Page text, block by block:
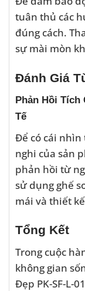
tuân thủ các
đúng cách.
sự mài mòn
Đánh Giá
Phản Hồi
Tế
Để có cái
nghi của sản
phản hồi từ
sử dụng ghế
mái và thiết
Tổng Kết
Trong cuộc
không gian
Đẹp PK-SF-L-